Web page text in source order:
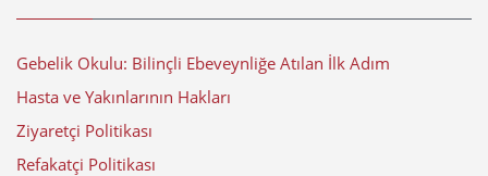
Gebelik Okulu: Bilinçli Ebeveynliğe Atılan İlk Adım
Hasta ve Yakınlarının Hakları
Ziyaretçi Politikası
Refakatçi Politikası